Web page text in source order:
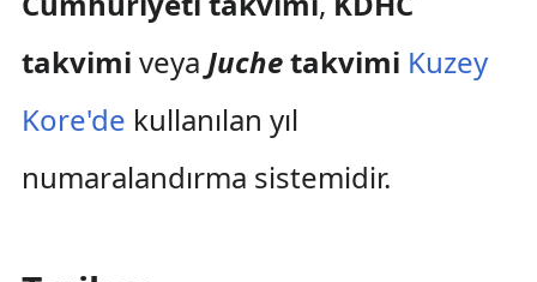
takvimi veya Juchetakvimi Kuzey
Kore'de kullanılan yıl
numaralandırma sistemidir.